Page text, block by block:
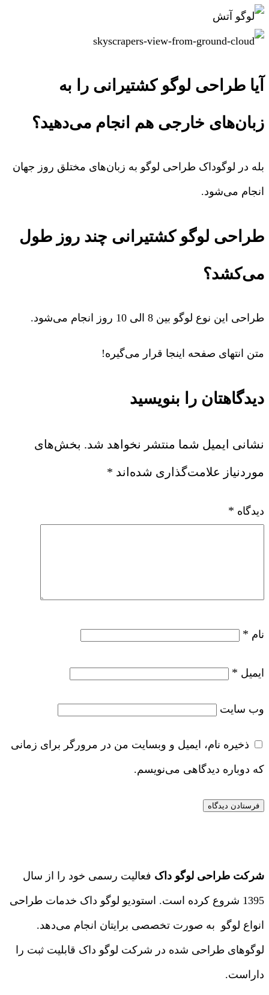
آیا طراحی لوگو کشتیرانی را به
زبان‌های خارجی هم انجام می‌دهید؟
بله در لوگوداک طراحی لوگو به زبان‌های مختلق روز جهان
انجام می‌شود.
طراحی لوگو کشتیرانی چند روز طول
می‌کشد؟
طراحی این نوع لوگو بین 8 الی 10 روز انجام می‌شود.
متن انتهای صفحه اینجا قرار می‌گیره!
دیدگاهتان را بنویسید
نشانی ایمیل شما منتشر نخواهد شد. بخش‌های
موردنیاز علامت‌گذاری شده‌اند *
دیدگاه *
نام *
ایمیل *
وب‌ سایت
ذخیره نام، ایمیل و وبسایت من در مرورگر برای زمانی
که دوباره دیدگاهی می‌نویسم.
شرکت طراحی لوگو داک فعالیت رسمی خود را از سال
1395 شروع کرده است. استودیو لوگو داک خدمات طراحی
انواع لوگو به صورت تخصصی برایتان انجام می‌دهد.
لوگوهای طراحی شده در شرکت لوگو داک قابلیت ثبت را
داراست.